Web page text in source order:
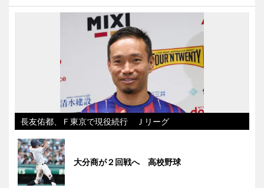
長友佑都、Ｆ東京で現役続行 Ｊリーグ
大分商が２回戦へ 高校野球